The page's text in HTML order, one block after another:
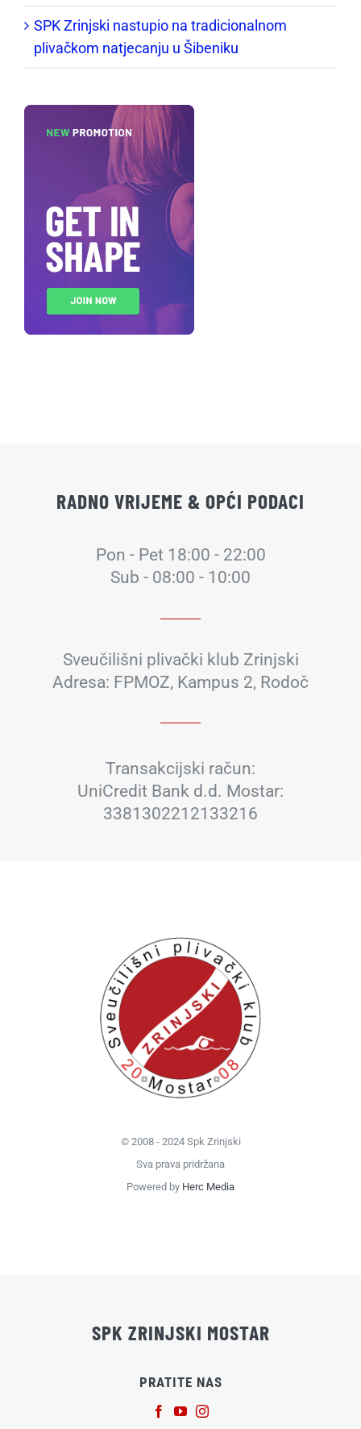
SPK Zrinjski nastupio na tradicionalnom
plivačkom natjecanju u Šibeniku
RADNO VRIJEME & OPĆI PODACI
Pon - Pet 18:00 - 22:00
Sub - 08:00 - 10:00
Sveučilišni plivački klub Zrinjski
Adresa: FPMOZ, Kampus 2, Rodoč
Transakcijski račun:
UniCredit Bank d.d. Mostar:
3381302212133216
© 2008 - 2024 Spk Zrinjski
Sva prava pridržana
Powered by Herc Media
SPK ZRINJSKI MOSTAR
PRATITE NAS